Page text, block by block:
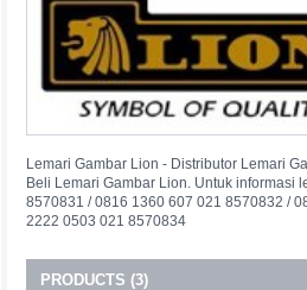
Lemari Gambar Lion - Distributor Lemari
Beli Lemari Gambar Lion. Untuk informasi
8570831 / 0816 1360 607 021 8570832 /
2222 0503 021 8570834
PRODUCTS (3)